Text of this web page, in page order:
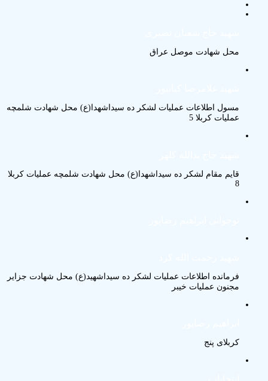
محل شهادت موصل عراق
مسول اطلاعات عملیات لشکر ده سیداشهدا(ع) محل شهادت شلمچه
عملیات کربلا 5
قایم مقام لشکر ده سیداشهدا(ع) محل شهادت شلمچه عملیات کربلا
8
فرمانده اطلاعات عملیات لشکر ده سیداشهید(ع) محل شهادت جزایر
مجنون عملیات خیبر
کربلای پنج